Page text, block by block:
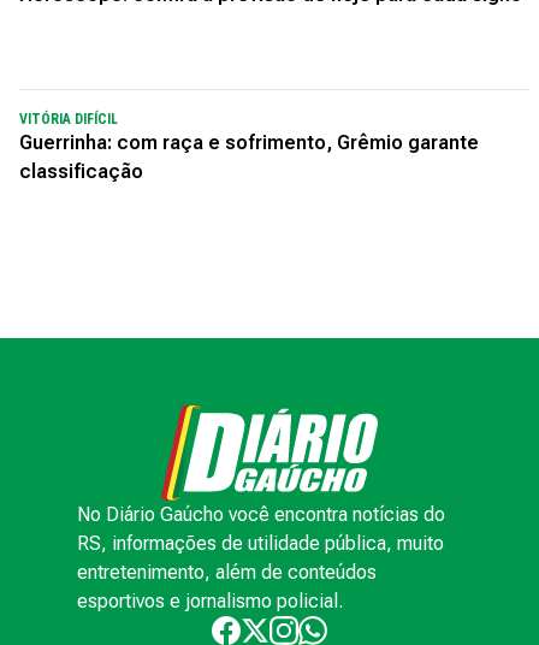
VITÓRIA DIFÍCIL
Guerrinha: com raça e sofrimento, Grêmio garante
classificação
No Diário Gaúcho você encontra notícias do
RS, informações de utilidade pública, muito
entretenimento, além de conteúdos
esportivos e jornalismo policial.